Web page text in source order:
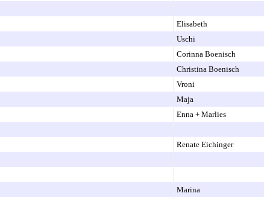
Elisabeth
Uschi
Corinna Boenisch
Christina Boenisch
Vroni
Maja
Enna + Marlies
Renate Eichinger
Marina